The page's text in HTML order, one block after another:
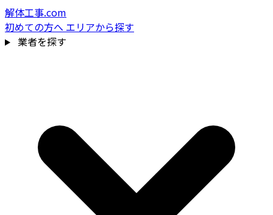
解体工事.com
初めての方へ エリアから探す
業者を探す